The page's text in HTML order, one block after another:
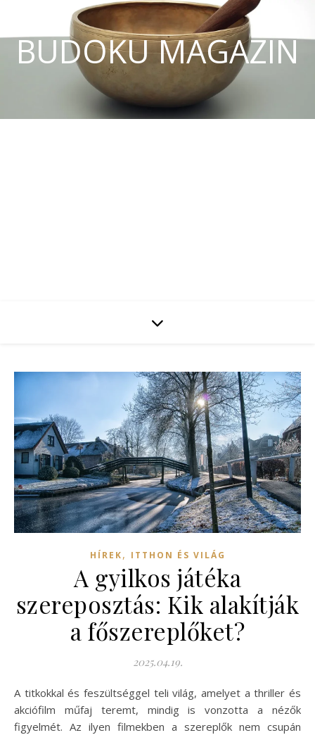
BUDOKU MAGAZIN
HÍREK, ITTHON ÉS VILÁG
A gyilkos játéka
szereposztás: Kik alakítják
a főszereplőket?
2025.04.19.
A titkokkal és feszültséggel teli világ, amelyet a thriller és
akciófilm műfaj teremt, mindig is vonzotta a nézők
figyelmét. Az ilyen filmekben a szereplők nem csupán